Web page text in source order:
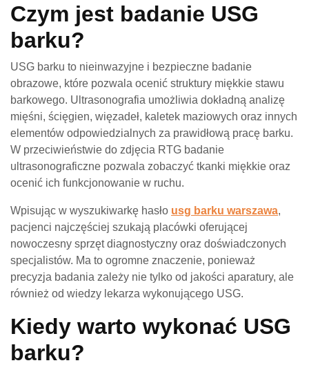
Czym jest badanie USG
barku?
USG barku to nieinwazyjne i bezpieczne badanie
obrazowe, które pozwala ocenić struktury miękkie stawu
barkowego. Ultrasonografia umożliwia dokładną analizę
mięśni, ścięgien, więzadeł, kaletek maziowych oraz innych
elementów odpowiedzialnych za prawidłową pracę barku.
W przeciwieństwie do zdjęcia RTG badanie
ultrasonograficzne pozwala zobaczyć tkanki miękkie oraz
ocenić ich funkcjonowanie w ruchu.
Wpisując w wyszukiwarkę hasło usg barku warszawa,
pacjenci najczęściej szukają placówki oferującej
nowoczesny sprzęt diagnostyczny oraz doświadczonych
specjalistów. Ma to ogromne znaczenie, ponieważ
precyzja badania zależy nie tylko od jakości aparatury, ale
również od wiedzy lekarza wykonującego USG.
Kiedy warto wykonać USG
barku?